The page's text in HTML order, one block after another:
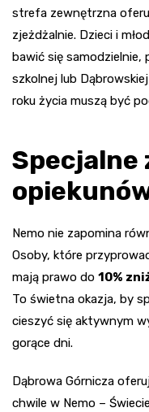
strefa zewnętrzna
zjeżdżalnie. Dzieci i
bawić się samodzielnie,
szkolnej lub
roku życia muszą być
Specjalne
Nemo nie zapomina
Osoby, które
mają prawo do 10%
To świetna okazja, by
cieszyć się aktywnym
gorące dni.
Dąbrowa Górnicza
chwile w Nemo –